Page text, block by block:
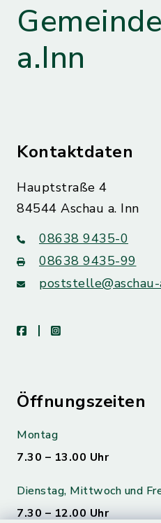
a.Inn
Kontaktdaten
Hauptstraße 4
84544 Aschau a. Inn
08638 9435-0
08638 9435-99
facebookinstagram
Öffnungszeiten
Montag
7.30 – 13.00 Uhr
Dienstag, Mittwoch und
7.30 – 12.00 Uhr